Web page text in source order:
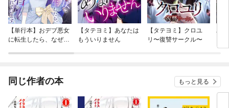
【単行本】おデブ悪女
に転生したら、なぜか
【タテヨミ】あなたは
もういりません
【タテヨミ】クロユ
リ〜復讐サークル〜
バ
今
同じ作者の本 もっと見る